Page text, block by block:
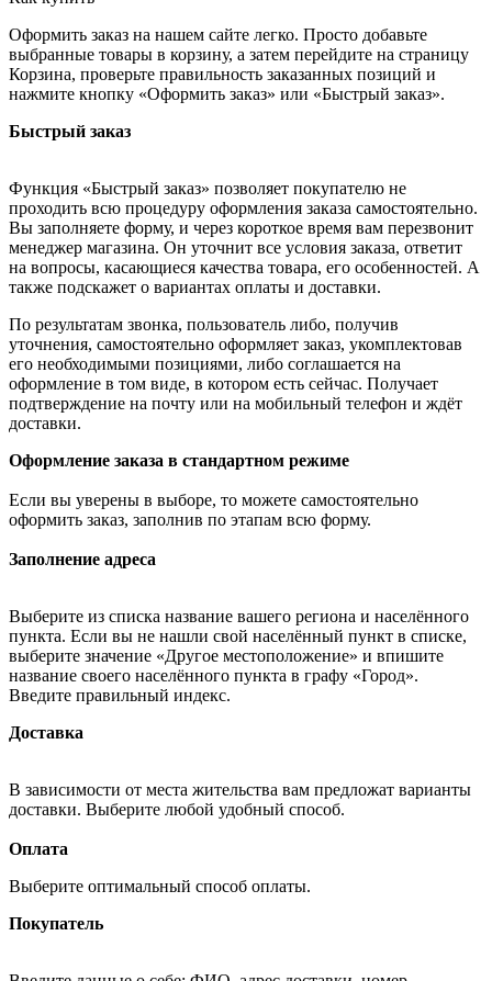
Оформить заказ на нашем сайте легко. Просто добавьте
выбранные товары в корзину, а затем перейдите на страницу
Корзина, проверьте правильность заказанных позиций и
нажмите кнопку «Оформить заказ» или «Быстрый заказ».
Быстрый заказ
Функция «Быстрый заказ» позволяет покупателю не
проходить всю процедуру оформления заказа самостоятельно.
Вы заполняете форму, и через короткое время вам перезвонит
менеджер магазина. Он уточнит все условия заказа, ответит
на вопросы, касающиеся качества товара, его особенностей. А
также подскажет о вариантах оплаты и доставки.
По результатам звонка, пользователь либо, получив
уточнения, самостоятельно оформляет заказ, укомплектовав
его необходимыми позициями, либо соглашается на
оформление в том виде, в котором есть сейчас. Получает
подтверждение на почту или на мобильный телефон и ждёт
доставки.
Оформление заказа в стандартном режиме
Если вы уверены в выборе, то можете самостоятельно
оформить заказ, заполнив по этапам всю форму.
Заполнение адреса
Выберите из списка название вашего региона и населённого
пункта. Если вы не нашли свой населённый пункт в списке,
выберите значение «Другое местоположение» и впишите
название своего населённого пункта в графу «Город».
Введите правильный индекс.
Доставка
В зависимости от места жительства вам предложат варианты
доставки. Выберите любой удобный способ.
Оплата
Выберите оптимальный способ оплаты.
Покупатель